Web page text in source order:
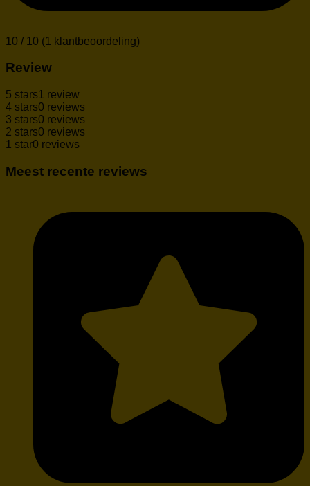
10 / 10 (1 klantbeoordeling)
Review
5 stars1 review
4 stars0 reviews
3 stars0 reviews
2 stars0 reviews
1 star0 reviews
Meest recente reviews